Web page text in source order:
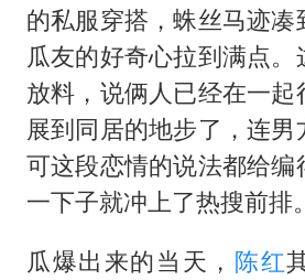
的私服穿搭，蛛丝马迹
瓜友的好奇心拉到满点
放料，说俩人已经在一起
展到同居的地步了，连男
可这段恋情的说法都给编
一下子就冲上了热搜前排。
瓜爆出来的当天， 陈红